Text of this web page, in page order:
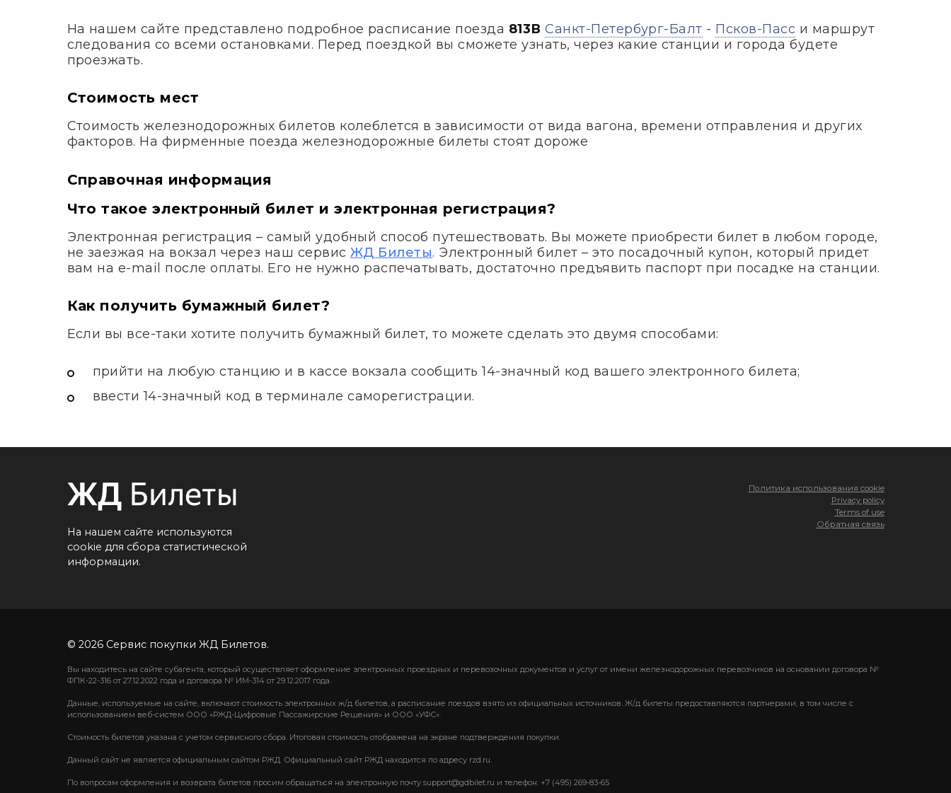
На нашем сайте представлено подробное расписание поезда 813В Санкт-Петербург-Балт - Псков-Пасс и маршрут
следования со всеми остановками. Перед поездкой вы сможете узнать, через какие станции и города будете
проезжать.
Стоимость мест
Стоимость железнодорожных билетов колеблется в зависимости от вида вагона, времени отправления и других
факторов. На фирменные поезда железнодорожные билеты стоят дороже
Справочная информация
Что такое электронный билет и электронная регистрация?
Электронная регистрация – самый удобный способ путешествовать. Вы можете приобрести билет в любом городе,
не заезжая на вокзал через наш сервис ЖД Билеты. Электронный билет – это посадочный купон, который придет
вам на e-mail после оплаты. Его не нужно распечатывать, достаточно предъявить паспорт при посадке на станции.
Как получить бумажный билет?
Если вы все-таки хотите получить бумажный билет, то можете сделать это двумя способами:
прийти на любую станцию и в кассе вокзала сообщить 14-значный код вашего электронного билета;
ввести 14-значный код в терминале саморегистрации.
На нашем сайте используются
cookie для сбора статистической
информации.
Политика использования cookie
Privacy policy
Terms of use
Обратная связь
© 2026 Сервис покупки ЖД Билетов.
Вы находитесь на сайте субагента, который осуществляет оформление электронных проездных и перевозочных документов и услуг от имени железнодорожных перевозчиков на основании договора №
ФПК-22-316 от 27.12.2022 года и договора № ИМ-314 от 29.12.2017 года.
Данные, используемые на сайте, включают стоимость электронных ж/д билетов, а расписание поездов взято из официальных источников. Ж/д билеты предоставляются партнерами, в том числе с
использованием веб-систем ООО «РЖД-Цифровые Пассажирские Решения» и ООО «УФС».
Стоимость билетов указана с учетом сервисного сбора. Итоговая стоимость отображена на экране подтверждения покупки.
Данный сайт не является официальным сайтом РЖД. Официальный сайт РЖД находится по адресу rzd.ru.
По вопросам оформления и возврата билетов просим обращаться на электронную почту support@gdbilet.ru и телефон: +7 (495) 269-83-65